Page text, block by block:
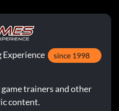
Experience since 1998
trainers and other
content.